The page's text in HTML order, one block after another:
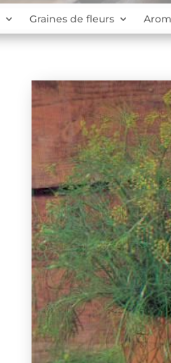
Graines de fleurs